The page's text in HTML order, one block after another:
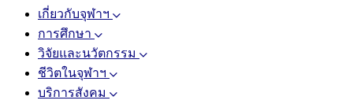
เกี่ยวกับจุฬาฯ
การศึกษา
วิจัยและนวัตกรรม
ชีวิตในจุฬาฯ
บริการสังคม